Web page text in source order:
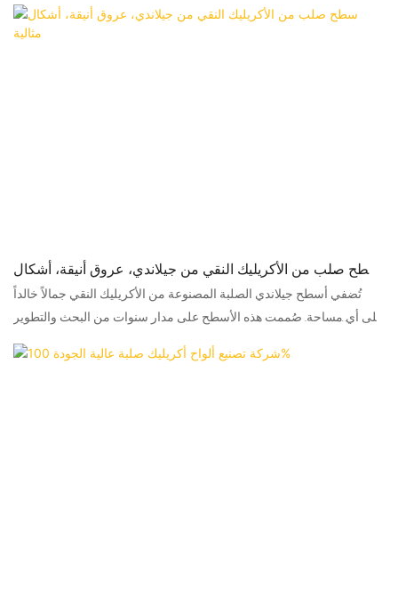
سطح صلب من الأكريليك النقي من جيلاندي، عروق أنيقة، أشكال
مثالية
تُضفي أسطح جيلاندي الصلبة المصنوعة من الأكريليك النقي جمالاً خالداً
على أي مساحة. صُممت هذه الأسطح على مدار سنوات من البحث والتطوير
المتواصل، مما يوفر متانة فائقة، وخيارات تصميم متعددة، وتشطيبات
سلسة.